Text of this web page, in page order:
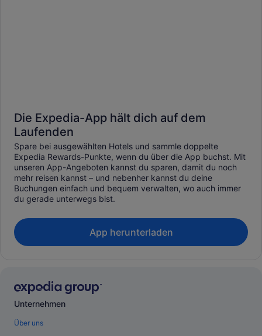
Die Expedia-App hält dich auf dem
Laufenden
Spare bei ausgewählten Hotels und sammle doppelte
Expedia Rewards-Punkte, wenn du über die App buchst. Mit
unseren App-Angeboten kannst du sparen, damit du noch
mehr reisen kannst – und nebenher kannst du deine
Buchungen einfach und bequem verwalten, wo auch immer
du gerade unterwegs bist.
App herunterladen
Unternehmen
Über uns